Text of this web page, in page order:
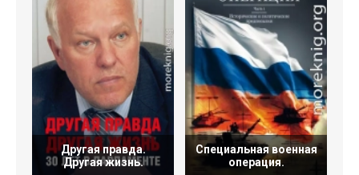
Другая правда.
Другая жизнь.
Специальная военная
операция.